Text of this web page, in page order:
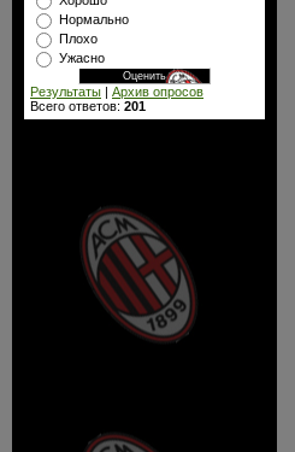
Нормально
Плохо
Ужасно
Результаты | Архив опросов
Всего ответов: 201